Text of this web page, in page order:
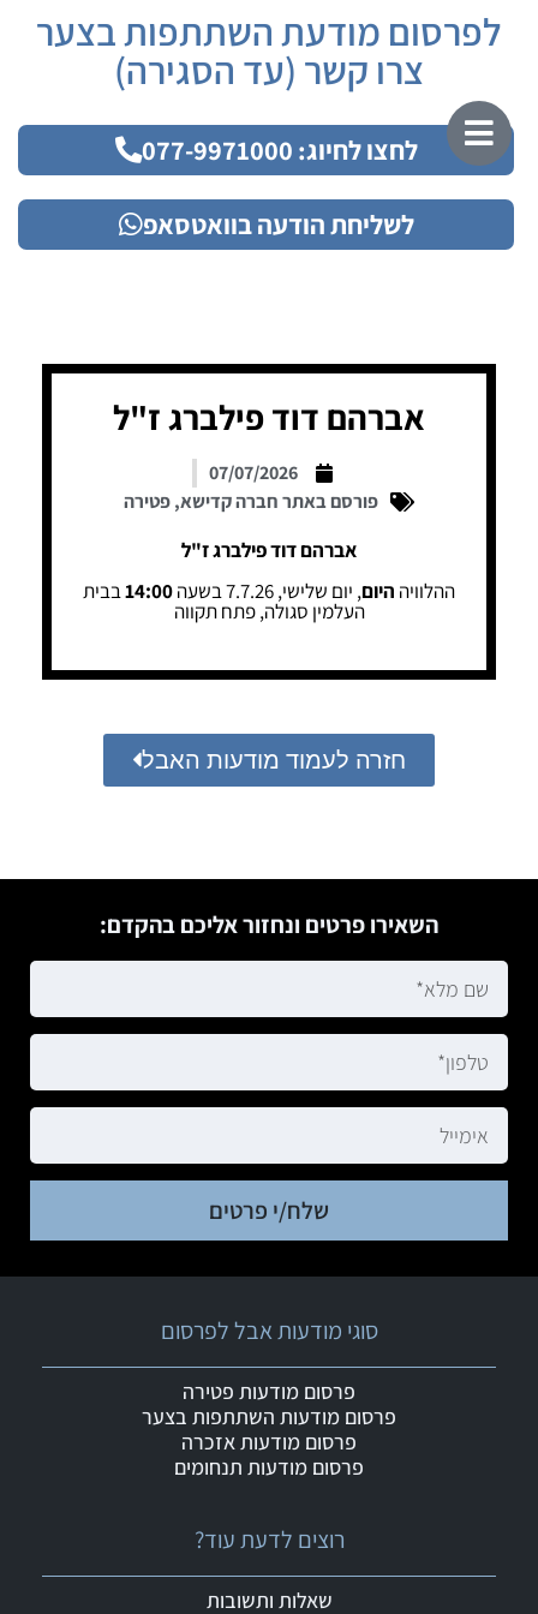
לפרסום מודעת השתתפות בצער
צרו קשר (עד הסגירה)
לחצו לחיוג: 077-9971000
לשליחת הודעה בוואטסאפ
אברהם דוד פילברג ז"ל
07/07/2026
פורסם באתר חברה קדישא,פטירה
אברהם דוד פילברג ז"ל
ההלוויה היום, יום שלישי, 7.7.26 בשעה 14:00בבית
העלמין סגולה, פתח תקווה
חזרה לעמוד מודעות האבל
השאירו פרטים ונחזור אליכם בהקדם:
שלח/י פרטים
רוצים לדעת עוד?
שאלות ותשובות
סוגי מודעות אבל לפרסום
פרסום מודעות פטירה
פרסום מודעות השתתפות בצער
פרסום מודעות אזכרה
פרסום מודעות תנחומים